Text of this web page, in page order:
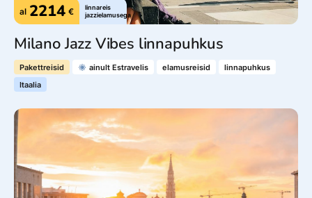
al 2214 €
linnareis
jazzielamusega
Milano Jazz Vibes linnapuhkus
Pakettreisid ainult Estravelis elamusreisid
linnapuhkus
Itaalia
Jälgi meid